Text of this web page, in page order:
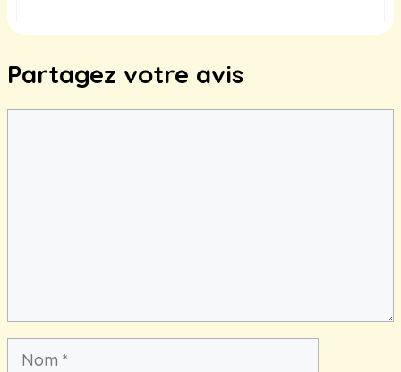
Partagez votre avis
Nom